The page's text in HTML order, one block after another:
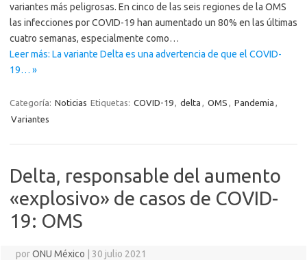
variantes más peligrosas. En cinco de las seis regiones de la OMS
las infecciones por COVID-19 han aumentado un 80% en las últimas
cuatro semanas, especialmente como…
Leer más: La variante Delta es una advertencia de que el COVID-
19… »
Categoría: Noticias Etiquetas: COVID-19, delta , OMS , Pandemia ,
Variantes
Delta, responsable del aumento
«explosivo» de casos de COVID-
19: OMS
porONU México 30 julio 2021